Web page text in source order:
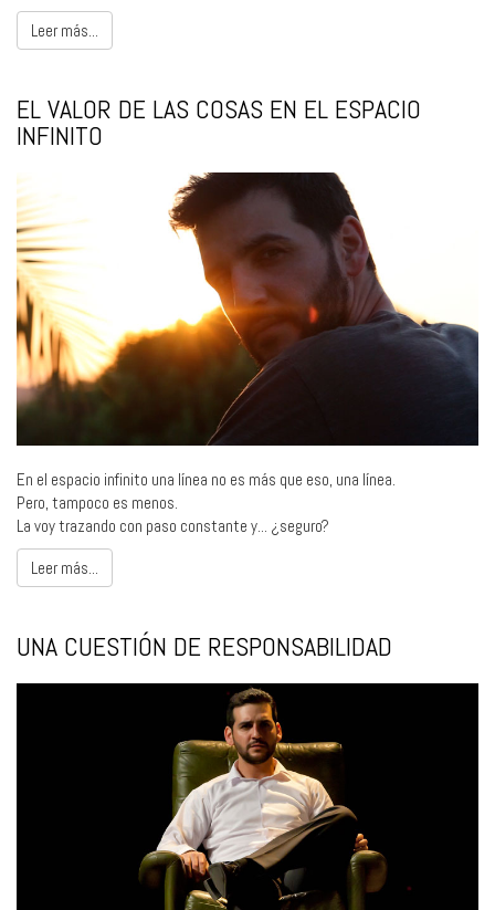
Leer más...
EL VALOR DE LAS COSAS EN EL ESPACIO
INFINITO
En el espacio infinito una línea no es más que eso, una línea.
Pero, tampoco es menos.
La voy trazando con paso constante y... ¿seguro?
Leer más...
UNA CUESTIÓN DE RESPONSABILIDAD